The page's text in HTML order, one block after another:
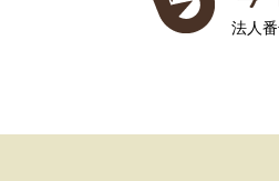
法人